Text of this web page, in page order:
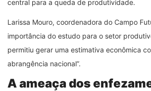
central para a queda de produtividade.
Larissa Mouro, coordenadora do Campo
importância do estudo para o setor
permitiu gerar uma estimativa econômica
abrangência nacional”.
A ameaça dos